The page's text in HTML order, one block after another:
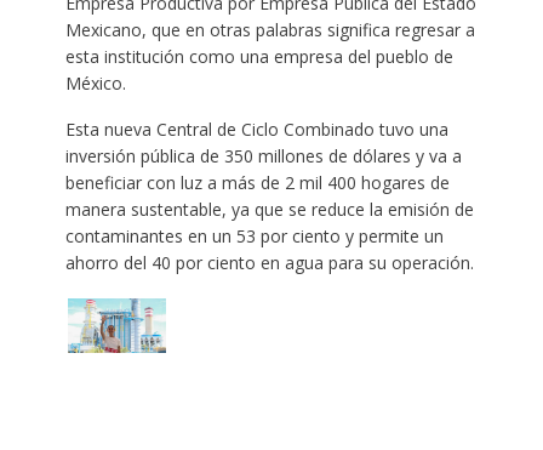
Mexicano, que en otras palabras significa regresar a
esta institución como una empresa del pueblo de
México.
Esta nueva Central de Ciclo Combinado tuvo una
inversión pública de 350 millones de dólares y va a
beneficiar con luz a más de 2 mil 400 hogares de
manera sustentable, ya que se reduce la emisión de
contaminantes en un 53 por ciento y permite un
ahorro del 40 por ciento en agua para su operación.